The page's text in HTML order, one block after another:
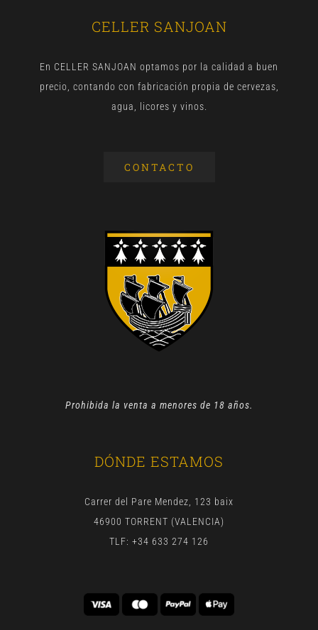
CELLER SANJOAN
En CELLER SANJOAN optamos por la calidad a buen
precio, contando con fabricación propia de cervezas,
agua, licores y vinos.
CONTACTO
Prohibida la venta a menores de 18 años.
DÓNDE ESTAMOS
Carrer del Pare Mendez, 123 baix
46900 TORRENT (VALENCIA)
TLF: +34 633 274 126